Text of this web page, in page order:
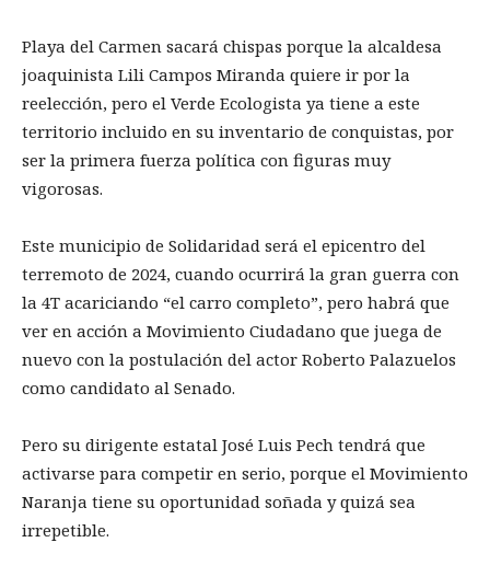
Playa del Carmen sacará chispas porque la alcaldesa
joaquinista Lili Campos Miranda quiere ir por la
reelección, pero el Verde Ecologista ya tiene a este
territorio incluido en su inventario de conquistas, por
ser la primera fuerza política con figuras muy
vigorosas.
Este municipio de Solidaridad será el epicentro del
terremoto de 2024, cuando ocurrirá la gran guerra con
la 4T acariciando “el carro completo”, pero habrá que
ver en acción a Movimiento Ciudadano que juega de
nuevo con la postulación del actor Roberto Palazuelos
como candidato al Senado.
Pero su dirigente estatal José Luis Pech tendrá que
activarse para competir en serio, porque el Movimiento
Naranja tiene su oportunidad soñada y quizá sea
irrepetible.